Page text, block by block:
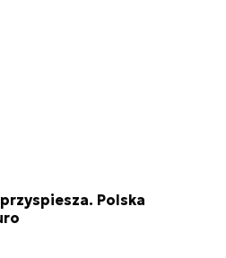
Polska